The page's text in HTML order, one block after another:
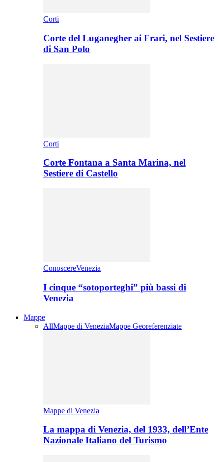
Corti
Corte del Luganegher ai Frari, nel Sestiere
di San Polo
Corti
Corte Fontana a Santa Marina, nel
Sestiere di Castello
ConoscereVenezia
I cinque “sotoporteghi” più bassi di
Venezia
Mappe
AllMappe di VeneziaMappe Georeferenziate
Mappe di Venezia
La mappa di Venezia, del 1933, dell’Ente
Nazionale Italiano del Turismo